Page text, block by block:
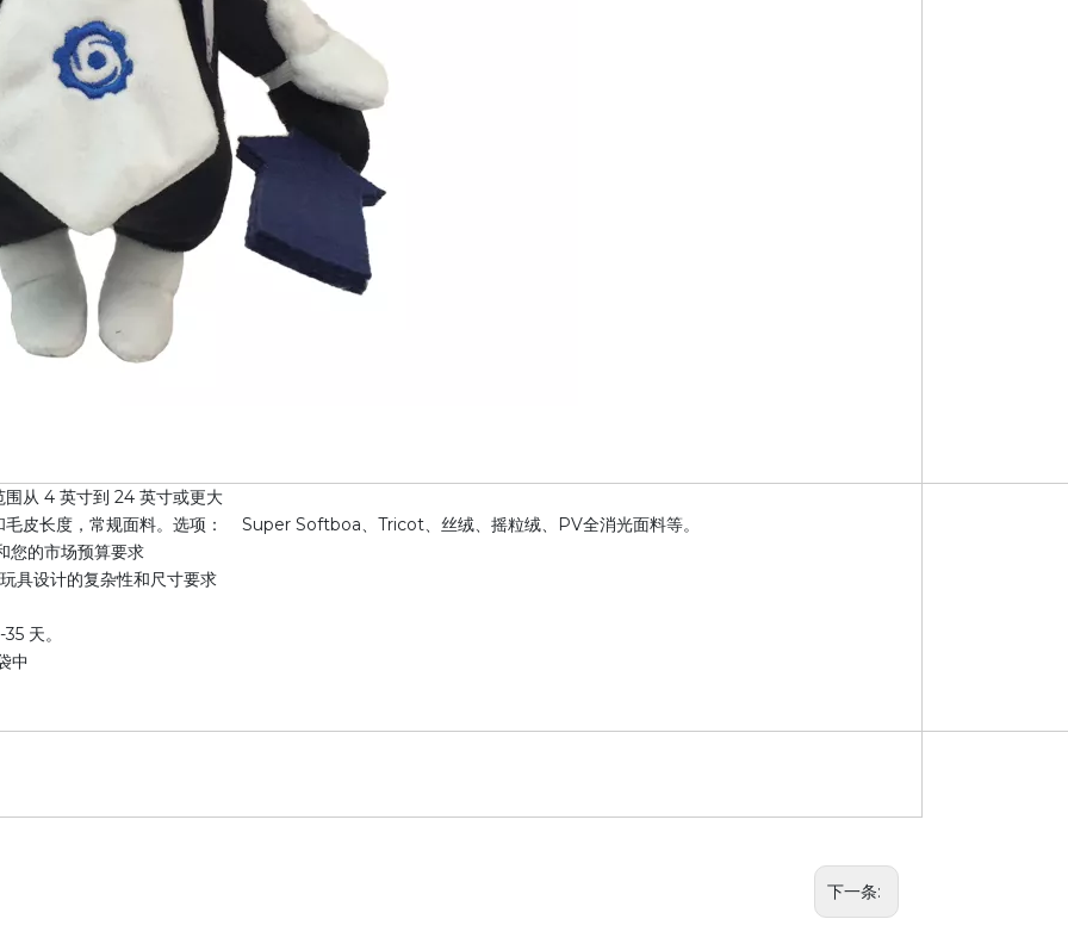
从 4 英寸到 24 英寸或更大
毛皮长度，常规面料。选项： Super Softboa、Tricot、丝绒、摇粒绒、PV全消光面料等。
的市场预算要求
具设计的复杂性和尺寸要求
35 天。
中
下一条: